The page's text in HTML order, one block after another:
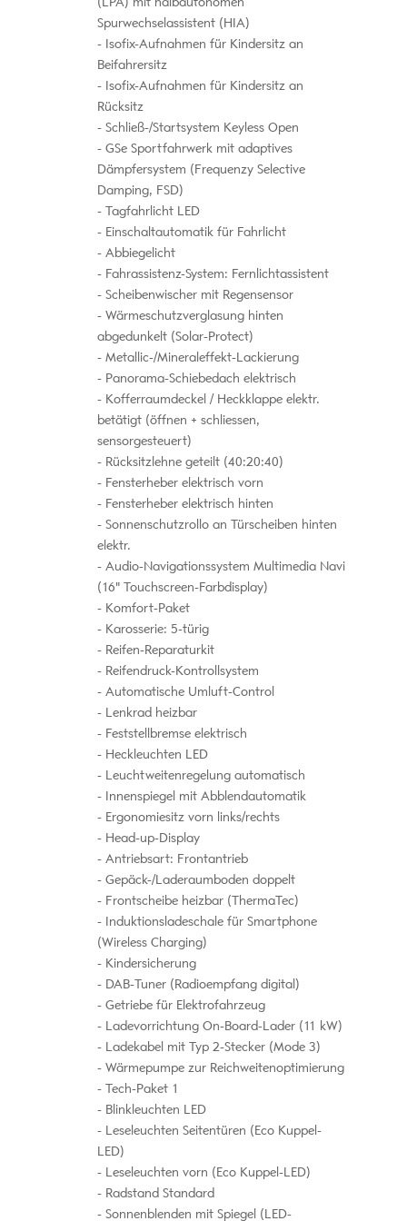
Spurwechselassistent (HIA)
Isofix-Aufnahmen für Kindersitz an
Beifahrersitz
Isofix-Aufnahmen für Kindersitz an
Rücksitz
Schließ-/Startsystem Keyless Open
GSe Sportfahrwerk mit adaptives
Dämpfersystem (Frequenzy Selective
Damping, FSD)
Tagfahrlicht LED
Einschaltautomatik für Fahrlicht
Abbiegelicht
Fahrassistenz-System: Fernlichtassistent
Scheibenwischer mit Regensensor
Wärmeschutzverglasung hinten
abgedunkelt (Solar-Protect)
Metallic-/Mineraleffekt-Lackierung
Panorama-Schiebedach elektrisch
Kofferraumdeckel / Heckklappe elektr.
betätigt (öffnen + schliessen,
sensorgesteuert)
Rücksitzlehne geteilt (40:20:40)
Fensterheber elektrisch vorn
Fensterheber elektrisch hinten
Sonnenschutzrollo an Türscheiben hinten
elektr.
Audio-Navigationssystem Multimedia Navi
(16" Touchscreen-Farbdisplay)
Komfort-Paket
Karosserie: 5-türig
Reifen-Reparaturkit
Reifendruck-Kontrollsystem
Automatische Umluft-Control
Lenkrad heizbar
Feststellbremse elektrisch
Heckleuchten LED
Leuchtweitenregelung automatisch
Innenspiegel mit Abblendautomatik
Ergonomiesitz vorn links/rechts
Head-up-Display
Antriebsart: Frontantrieb
Gepäck-/Laderaumboden doppelt
Frontscheibe heizbar (ThermaTec)
Induktionsladeschale für Smartphone
(Wireless Charging)
Kindersicherung
DAB-Tuner (Radioempfang digital)
Getriebe für Elektrofahrzeug
Ladevorrichtung On-Board-Lader (11 kW)
Ladekabel mit Typ 2-Stecker (Mode 3)
Wärmepumpe zur Reichweitenoptimierung
Tech-Paket 1
Blinkleuchten LED
Leseleuchten Seitentüren (Eco Kuppel-
LED)
Leseleuchten vorn (Eco Kuppel-LED)
Radstand Standard
Sonnenblenden mit Spiegel (LED-